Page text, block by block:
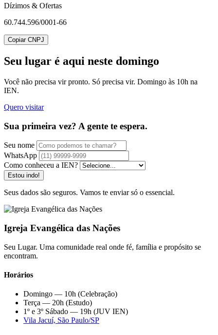
Dízimos & Ofertas
60.744.596/0001-66
Copiar CNPJ
Seu lugar é aqui neste domingo
Você não precisa vir pronto. Só precisa vir. Domingo às 10h na
IEN.
Quero visitar
Sua primeira vez? A gente te espera.
Seu nome
WhatsApp
Como conheceu a IEN?
Estou indo!
Seus dados são seguros. Vamos te enviar só o essencial.
Igreja Evangélica das Nações
Seu Lugar. Uma comunidade real onde fé, família e propósito se
encontram.
Horários
Domingo — 10h (Celebração)
Terça — 20h (Estudo)
1º e 3º Sábado — 19h (JUV IEN)
Vila Jacuí, São Paulo/SP